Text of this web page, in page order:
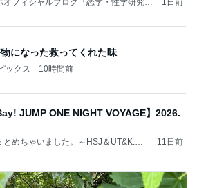
になった救ってくれた味
ックス 10時間前
JUMP ONE NIGHT VOYAGE】2026.
めちゃいました。～HSJ＆UT&K.O.
11日前